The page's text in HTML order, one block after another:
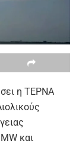
η ΤΕΡΝΑ
και